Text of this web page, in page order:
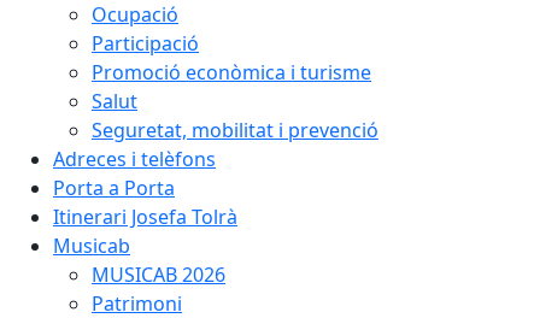
Ocupació
Participació
Promoció econòmica i turisme
Salut
Seguretat, mobilitat i prevenció
Adreces i telèfons
Porta a Porta
Itinerari Josefa Tolrà
Musicab
MUSICAB 2026
Patrimoni